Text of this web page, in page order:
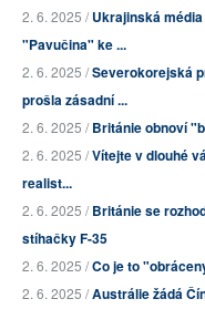
2. 6. 2025 /Ukrajinská
"Pavučina" ke ...
2. 6. 2025 /Severokorejská
prošla zásadní ...
2. 6. 2025 /Británie obnoví
2. 6. 2025 /Vítejte v dlouhé
realist...
2. 6. 2025 /Británie se
stíhačky F-35
2. 6. 2025 /Co je to
2. 6. 2025 /Austrálie žádá